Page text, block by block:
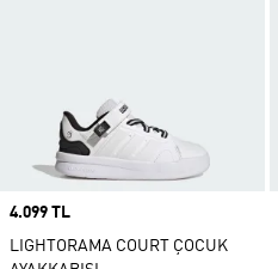
Price
4.099 TL
LIGHTORAMA COURT ÇOCUK